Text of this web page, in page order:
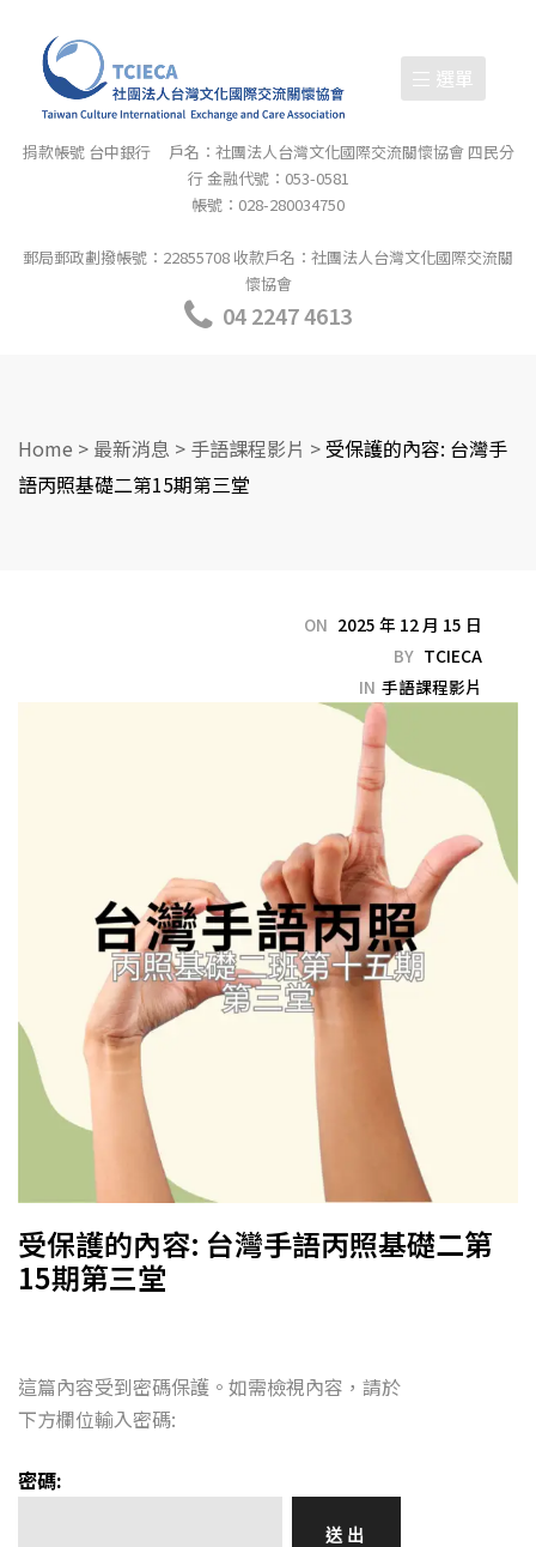
選單
捐款帳號 台中銀行 戶名：社團法人台灣文化國際交流關懷協會 四民分
行 金融代號：053-0581
帳號：028-280034750
郵局郵政劃撥帳號：22855708 收款戶名：社團法人台灣文化國際交流關
懷協會
04 2247 4613
Home > 最新消息 > 手語課程影片 > 受保護的內容: 台灣手
語丙照基礎二第15期第三堂
ON 2025 年 12 月 15 日
BY TCIECA
IN 手語課程影片
受保護的內容: 台灣手語丙照基礎二第
15期第三堂
這篇內容受到密碼保護。如需檢視內容，請於
下方欄位輸入密碼:
密碼: